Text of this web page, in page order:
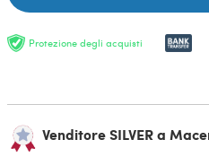
Protezione degli acquisti
Venditore SILVER a